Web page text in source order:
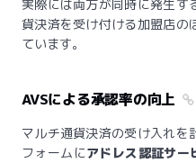
実際には両方が同時に発生す
貨決済を受け付ける加盟店の
ています。
AVSによる承認率の向上
マルチ通貨決済の受け入れを
フォームにアドレス認証サー